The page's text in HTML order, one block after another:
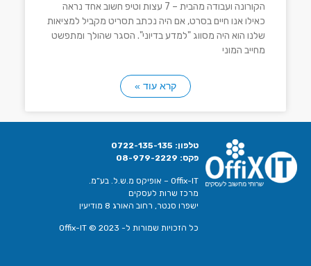
הקורונה ועבודה מהבית – 7 עצות וטיפ חשוב אחד נראה
כאילו אנו חיים בסרט, אם היה נכתב תסריט מקביל למציאות
שלנו הוא היה מסווג "למדע בדיוני". הסגר שהולך ומתפשט
מחייב המוני
קרא עוד »
טלפון: 0722-135-135
פקס: 08-979-2229
Offix-IT – אופיקס מ.ש.ל. בע”מ.
מרכז שרות לעסקים
ישפרו סנטר, רחוב האורג 8 מודיעין
כל הזכויות שמורות ל- Offix-IT © 2023